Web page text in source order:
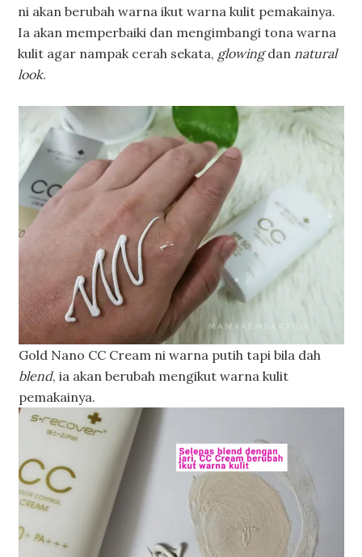
ni akan berubah warna ikut warna kulit pemakainya.
Ia akan memperbaiki dan mengimbangi tona warna
kulit agar nampak cerah sekata, glowingdannatural
look.
Gold Nano CC Cream ni warna putih tapi bila dah
blend, ia akan berubah mengikut warna kulit
pemakainya.